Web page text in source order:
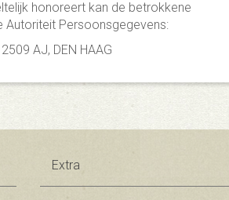
honoreert kan de betrokkene
Autoriteit Persoonsgegevens:
AJ, DEN HAAG
Extra